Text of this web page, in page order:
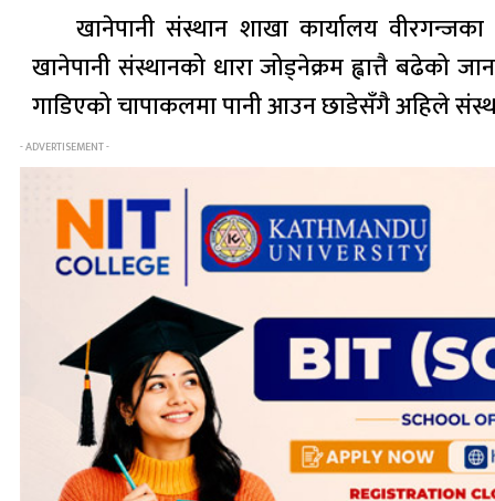
खानेपानी संस्थान शाखा कार्यालय
खानेपानी संस्थानको धारा जोड्नेक्रम ह्वात्तै बढेको
गाडिएको चापाकलमा पानी आउन छाडेसँगै अहिले
- ADVERTISEMENT -